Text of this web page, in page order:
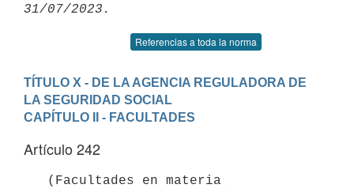
Referencias a toda la norma
TÍTULO X - DE LA AGENCIA REGULADORA DE
LA SEGURIDAD SOCIAL
CAPÍTULO II - FACULTADES
Artículo 242